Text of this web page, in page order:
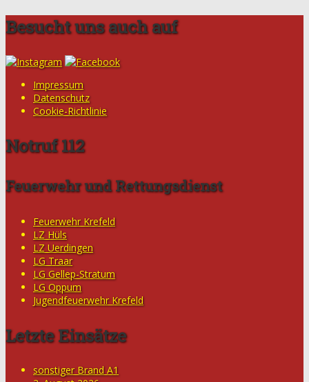
Besucht uns auch auf
Impressum
Datenschutz
Cookie-Richtlinie
Notruf 112
Feuerwehr und Rettungsdienst
Feuerwehr Krefeld
LZ Hüls
LZ Uerdingen
LG Traar
LG Gellep-Stratum
LG Oppum
Jugendfeuerwehr Krefeld
Letzte Einsätze
sonstiger Brand A1